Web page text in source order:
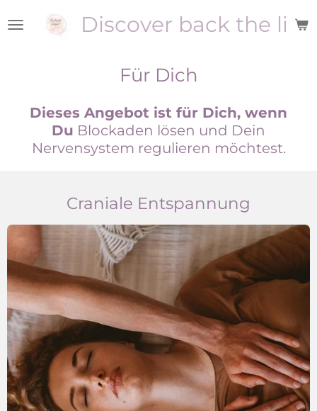
Hauptinhalt
Discover back the
Für Dich
Dieses Angebot ist für Dich, wenn
Du Blockaden lösen und Dein
Nervensystem regulieren möchtest.
Craniale Entspannung